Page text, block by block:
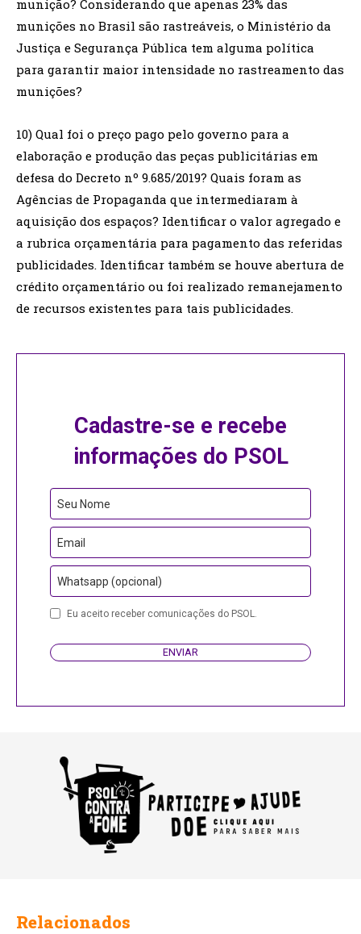
munição? Considerando que apenas 23% das
munições no Brasil são rastreáveis, o Ministério da
Justiça e Segurança Pública tem alguma política
para garantir maior intensidade no rastreamento das
munições?
10) Qual foi o preço pago pelo governo para a
elaboração e produção das peças publicitárias em
defesa do Decreto nº 9.685/2019? Quais foram as
Agências de Propaganda que intermediaram à
aquisição dos espaços? Identificar o valor agregado e
a rubrica orçamentária para pagamento das referidas
publicidades. Identificar também se houve abertura de
crédito orçamentário ou foi realizado remanejamento
de recursos existentes para tais publicidades.
Cadastre-se e recebe
informações do PSOL
Seu Nome
Email
Whatsapp (opcional)
Eu aceito receber comunicações do PSOL.
ENVIAR
Relacionados